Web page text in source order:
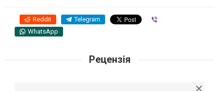
Reddit Telegram
WhatsApp
Рецензія